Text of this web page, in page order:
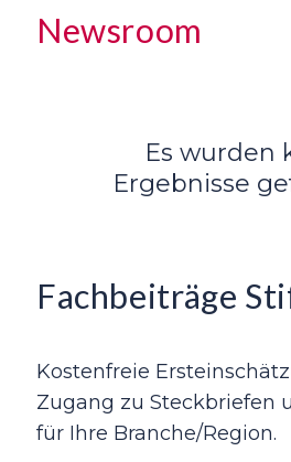
Newsroom
Es wurden
Ergebnisse
Fachbeiträge
Kostenfreie
Zugang zu Steckbriefen
für Ihre Branche/Region.